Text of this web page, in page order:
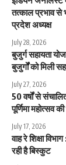
तत्काल प्रभाव से
प्रदेश अध्यक्ष
July 28, 2026
बुजुर्ग सहायता
बुजुर्गों को मिली
July 27, 2026
50 वर्षों से
पूर्णिमा महोत्सव
July 17, 2026
वाह रे शिक्षा
रही है बिस्कुट